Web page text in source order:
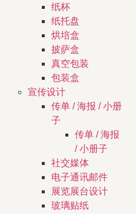
纸杯
纸托盘
烘培盒
披萨盒
真空包装
包装盒
宣传设计
传单 / 海报 / 小册
子
传单 / 海报
/ 小册子
社交媒体
电子通讯邮件
展览展台设计
玻璃贴纸